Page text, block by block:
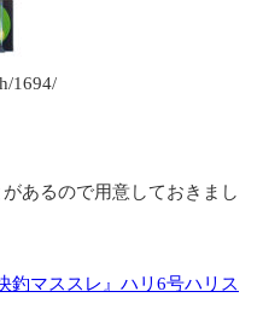
1694/
あるので用意しておきまし
釣マススレ』ハリ6号ハリス